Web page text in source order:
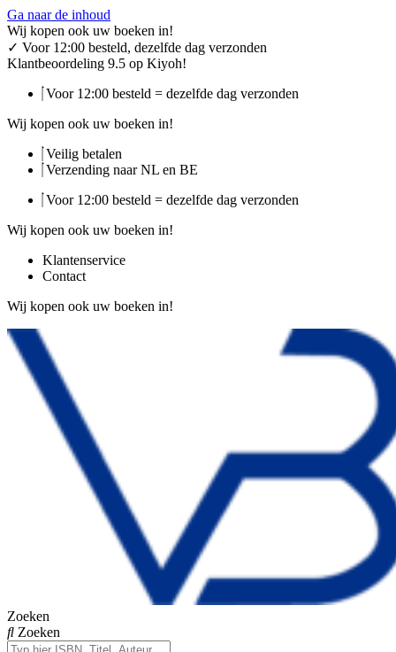
Ga naar de inhoud
Wij kopen ook uw boeken in!
✓ Voor 12:00 besteld, dezelfde dag verzonden
Klantbeoordeling 9.5 op Kiyoh!
Voor 12:00 besteld = dezelfde dag verzonden
Wij kopen ook uw boeken in!
Veilig betalen
Verzending naar NL en BE
Voor 12:00 besteld = dezelfde dag verzonden
Wij kopen ook uw boeken in!
Klantenservice
Contact
Wij kopen ook uw boeken in!
Zoeken
Zoeken